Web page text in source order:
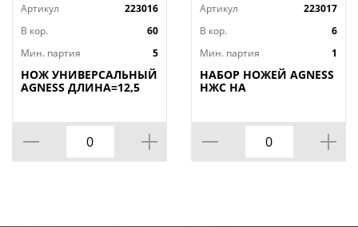
Артикул
223016
В кор.
60
Мин. партия
5
НОЖ УНИВЕРСАЛЬНЫЙ
AGNESS ДЛИНА=12,5
Артикул
223017
В кор.
6
Мин. партия
1
НАБОР НОЖЕЙ AGNESS
НЖС НА
ПОДСТАВКЕ 8 ПР.,
КОР=6НАБОР.